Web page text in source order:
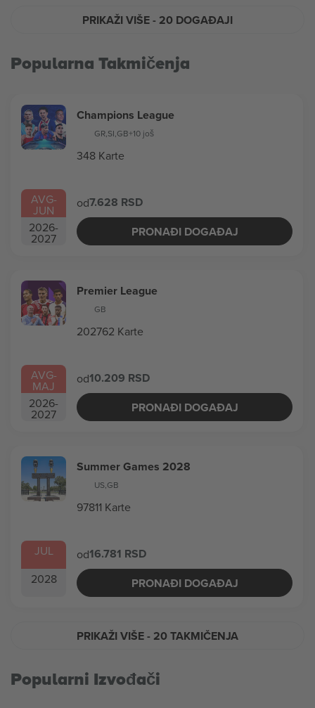
PRIKAŽI VIŠE- 20 DOGAĐAJI
Popularna Takmičenja
AVG-
JUN
2026-
2027
Champions League
GR,SI,GB+10 još
348 Karte
od7.628 RSD
PRONAĐI DOGAĐAJ
AVG-
MAJ
2026-
2027
Premier League
GB
202762 Karte
od10.209 RSD
PRONAĐI DOGAĐAJ
JUL
2028
Summer Games 2028
US,GB
97811 Karte
od16.781 RSD
PRONAĐI DOGAĐAJ
PRIKAŽI VIŠE- 20 TAKMIČENJA
Popularni Izvođači